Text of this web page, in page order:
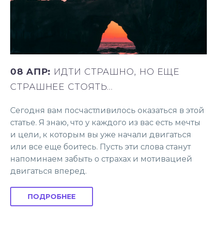
08 АПР: ИДТИ СТРАШНО, НО ЕЩЕ
СТРАШНЕЕ СТОЯТЬ…
Сегодня вам посчастливилось оказаться в этой
статье. Я знаю, что у каждого из вас есть мечты
и цели, к которым вы уже начали двигаться
или все еще боитесь. Пусть эти слова станут
напоминаем забыть о страхах и мотивацией
двигаться вперед.
ПОДРОБНЕЕ